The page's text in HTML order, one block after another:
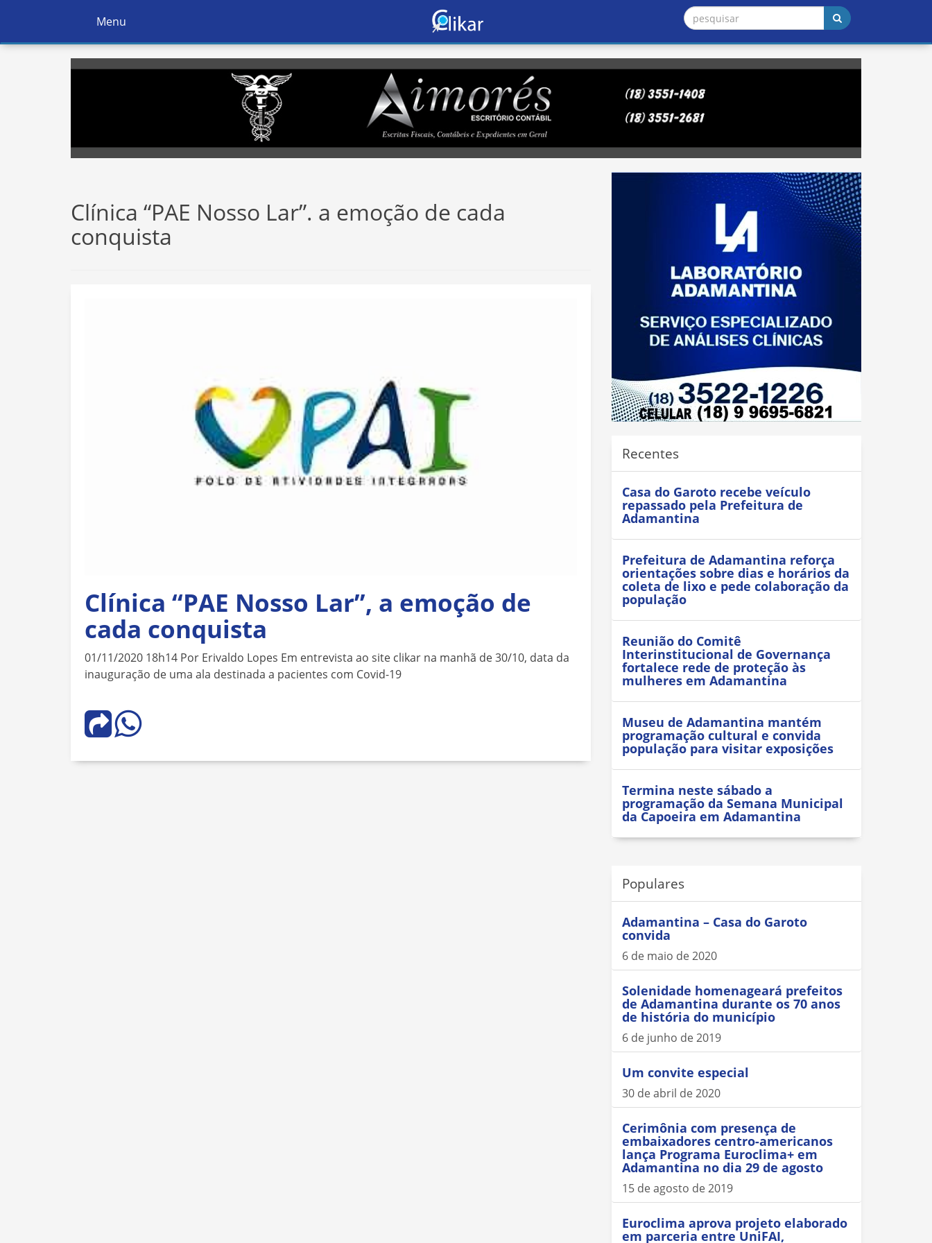
Ativar
Navegação
Menu
Clínica “PAE Nosso Lar”. a emoção de cada
conquista
Clínica “PAE Nosso Lar”, a emoção de
cada conquista
01/11/2020 18h14 Por Erivaldo Lopes Em entrevista ao site clikar na manhã de 30/10, data da
inauguração de uma ala destinada a pacientes com Covid-19
Recentes
Casa do Garoto recebe veículo
repassado pela Prefeitura de
Adamantina
Prefeitura de Adamantina reforça
orientações sobre dias e horários da
coleta de lixo e pede colaboração da
população
Reunião do Comitê
Interinstitucional de Governança
fortalece rede de proteção às
mulheres em Adamantina
Museu de Adamantina mantém
programação cultural e convida
população para visitar exposições
Termina neste sábado a
programação da Semana Municipal
da Capoeira em Adamantina
Populares
Adamantina – Casa do Garoto
convida
6 de maio de 2020
Solenidade homenageará prefeitos
de Adamantina durante os 70 anos
de história do município
6 de junho de 2019
Um convite especial
30 de abril de 2020
Cerimônia com presença de
embaixadores centro-americanos
lança Programa Euroclima+ em
Adamantina no dia 29 de agosto
15 de agosto de 2019
Euroclima aprova projeto elaborado
em parceria entre UniFAI,